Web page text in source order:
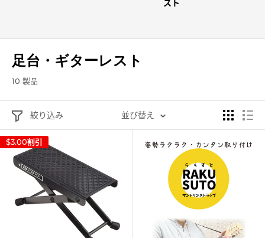
スト
足台・ギターレスト
10 製品
絞り込み 並び替え
$3.00割引